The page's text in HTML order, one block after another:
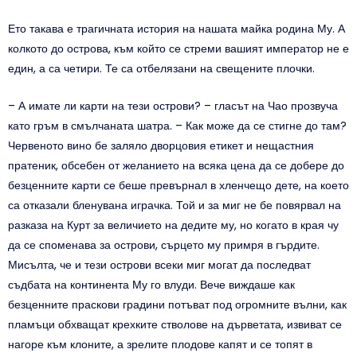
Ето такава е трагичната история на нашата майка родина Му. А
колкото до острова, към който се стреми вашият император не е
един, а са четири. Те са отбелязани на свещените плочки.
– А имате ли карти на тези острови? – гласът на Чао прозвуча
като гръм в смълчаната шатра. – Как може да се стигне до там?
Червеното вино бе заляло дворцовия етикет и нещастния
пратеник, обсебен от желанието на всяка цена да се добере до
безценните карти се беше превърнал в хленчещо дете, на което
са отказали бленувана играчка. Той и за миг не бе повярвал на
разказа на Курт за величието на дедите му, но когато в края чу
да се споменава за острови, сърцето му примря в гърдите.
Мисълта, че и тези острови всеки миг могат да последват
съдбата на континента Му го влуди. Вече виждаше как
безценните праскови градини потъват под огромните вълни, как
пламъци обхващат крехките стволове на дърветата, извиват се
нагоре към клоните, а зрелите плодове капят и се топят в